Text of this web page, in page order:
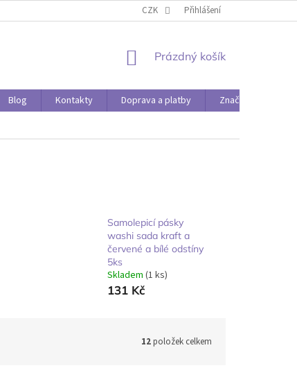
DOPRAVA A PLATBY
CZK Přihlášení
NÁKUPNÍ
Prázdný košík
Blog Kontakty Doprava a platby
Značky
Samolepicí pásky
washi sada kraft a
červené a bílé odstíny
5ks
Skladem (1 ks)
131 Kč
12položek celkem